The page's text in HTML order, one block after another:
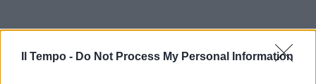
Il Tempo - Do Not Process My Personal Information
Scorpione.